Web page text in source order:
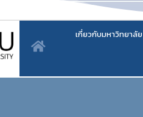
เกี่ยวกับมหาวิทยาลัย